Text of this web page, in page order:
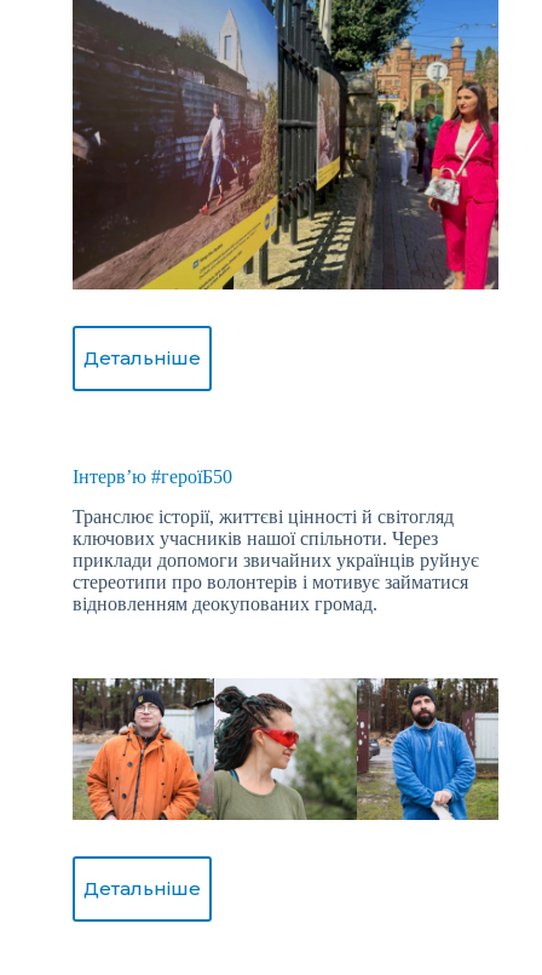
Детальніше
Інтерв’ю #героїБ50
Транслює історії, життєві цінності й світогляд
ключових учасників нашої спільноти. Через
приклади допомоги звичайних українців руйнує
стереотипи про волонтерів і мотивує займатися
відновленням деокупованих громад.
Детальніше